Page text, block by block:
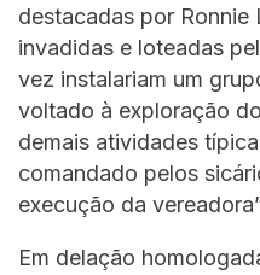
destacadas por Ronnie
invadidas e loteadas
vez instalariam um
voltado à exploração
demais atividades
comandado pelos
execução da
Em delação